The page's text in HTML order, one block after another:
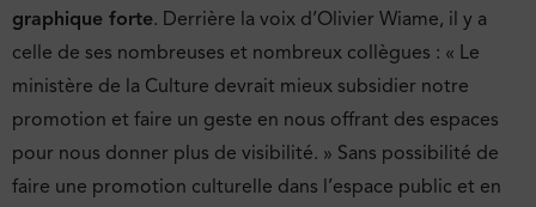
graphique forte. Derrière la voix d’Olivier Wiame, il y a
celle de ses nombreuses et nombreux collègues : « Le
ministère de la Culture devrait mieux subsidier notre
promotion et faire un geste en nous offrant des espaces
pour nous donner plus de visibilité. » Sans possibilité de
faire une promotion culturelle dans l’espace public et en